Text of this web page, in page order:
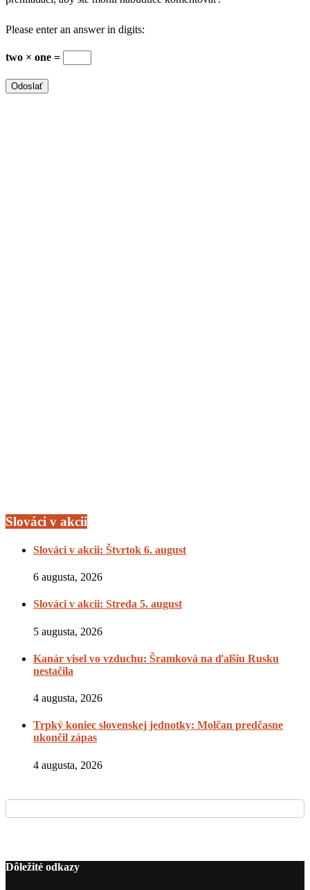
Please enter an answer in digits:
two × one =
Slováci v akcii
Slováci v akcii: Štvrtok 6. august
6 augusta, 2026
Slováci v akcii: Streda 5. august
5 augusta, 2026
Kanár visel vo vzduchu: Šramková na ďalšiu Rusku
nestačila
4 augusta, 2026
Trpký koniec slovenskej jednotky: Molčan predčasne
ukončil zápas
4 augusta, 2026
Dôležité odkazy